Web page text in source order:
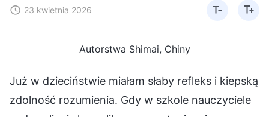
23 kwietnia 2026
Autorstwa Shimai, Chiny
Już w dzieciństwie miałam słaby refleks i kiepską
zdolność rozumienia. Gdy w szkole nauczyciele